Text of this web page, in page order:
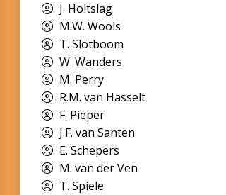
J. Holtslag
M.W. Wools
T. Slotboom
W. Wanders
M. Perry
R.M. van Hasselt
F. Pieper
J.F. van Santen
E. Schepers
M. van der Ven
T. Spiele